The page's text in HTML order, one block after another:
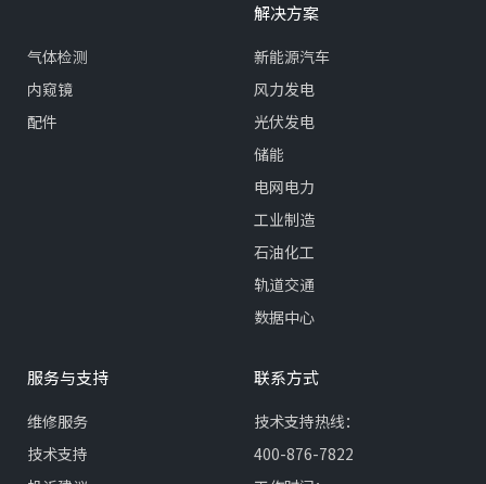
气体检测
内窥镜
配件
解决方案
新能源汽车
风力发电
光伏发电
储能
电网电力
工业制造
石油化工
轨道交通
数据中心
服务与支持
维修服务
技术支持
联系方式
技术支持热线：
400-876-7822